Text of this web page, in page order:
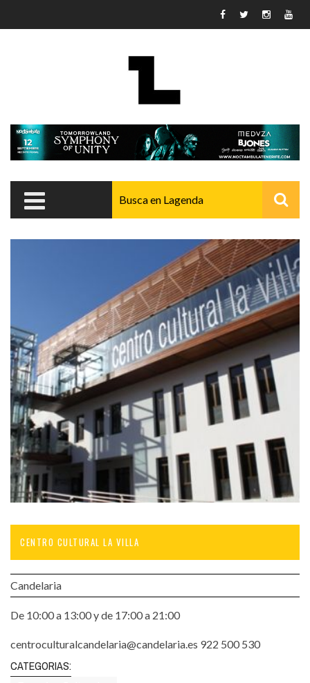
CENTRO CULTURAL LA VILLA
Candelaria
De 10:00 a 13:00 y de 17:00 a 21:00
centroculturalcandelaria@candelaria.es 922 500 530
CATEGORIAS: